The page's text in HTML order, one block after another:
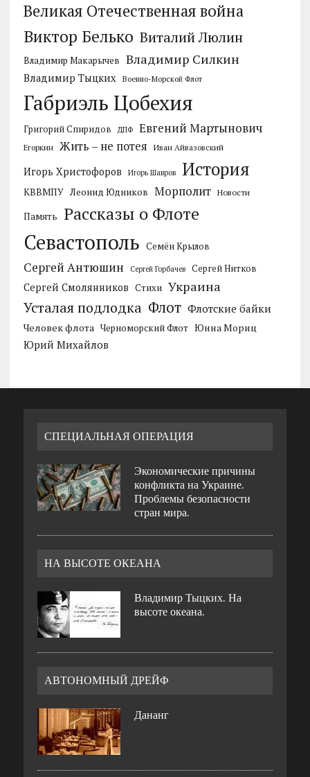
Великая Отечественная война
Виктор Белько Виталий Люлин
Владимир Макарычев Владимир Силкин
Владимир Тыцких Военно-Морской Флот
Габриэль Цобехия
Григорий Спиридов ДПФ Евгений Мартынович
Егоркин Жить – не потея Иван Айвазовский
Игорь Христофоров Игорь Шавров История
КВВМПУ Леонид Юдников Морполит Новости
Память Рассказы о Флоте
Севастополь Семён Крылов
Сергей Антюшин Сергей Горбачев Сергей Нитков
Сергей Смолянников Стихи Украина
Усталая подлодка Флот Флотские байки
Человек флота Черноморский Флот Юнна Мориц
Юрий Михайлов
СПЕЦИАЛЬНАЯ ОПЕРАЦИЯ
Экономические причины
конфликта на Украине.
Проблемы безопасности
стран мира.
НА ВЫСОТЕ ОКЕАНА
Владимир Тыцких. На
высоте океана.
АВТОНОМНЫЙ ДРЕЙФ
Дананг